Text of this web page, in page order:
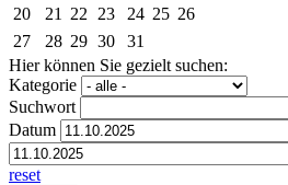
20
21 22 23 24 25 26
27
28 29 30
31
Hier können Sie gezielt suchen:
Kategorie
Suchwort
Datum
reset